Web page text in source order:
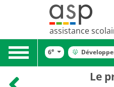
assistance
Toggle
navigation
6e
Le